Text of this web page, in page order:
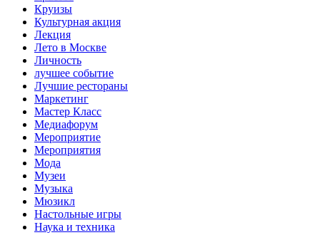
Круизы
Культурная акция
Лекция
Лето в Москве
Личность
лучшее событие
Лучшие рестораны
Маркетинг
Мастер Класс
Медиафорум
Мероприятие
Мероприятия
Мода
Музеи
Музыка
Мюзикл
Настольные игры
Наука и техника